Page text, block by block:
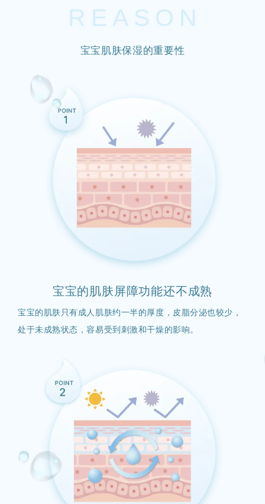
REASON
宝宝肌肤保湿的重要性
宝宝的肌肤屏障功能还不成熟
宝宝的肌肤只有成人肌肤约一半的厚度，皮脂分泌也较少，
处于未成熟状态，容易受到刺激和干燥的影响。